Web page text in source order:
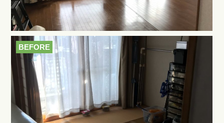
BEFORE